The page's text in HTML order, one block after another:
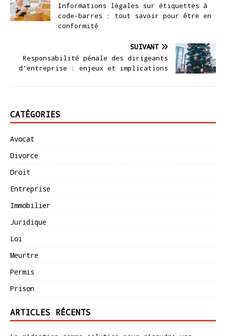
Informations légales sur étiquettes à
code-barres : tout savoir pour être en
conformité
SUIVANT
Responsabilité pénale des dirigeants
d’entreprise : enjeux et implications
CATÉGORIES
Avocat
Divorce
Droit
Entreprise
Immobilier
Juridique
Loi
Meurtre
Permis
Prison
ARTICLES RÉCENTS